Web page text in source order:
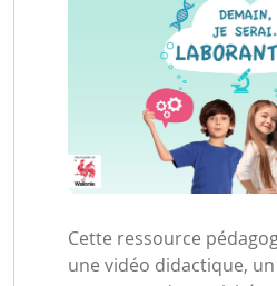
Cette ressource
une vidéo didactique,